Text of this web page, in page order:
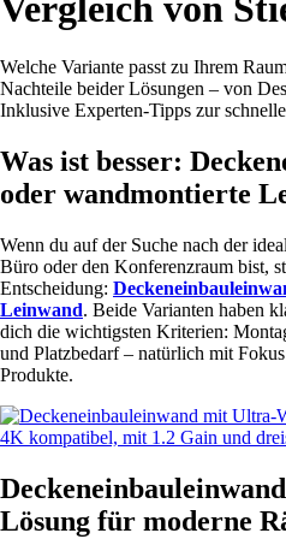
Welche Variante passt zu Ihrem
Nachteile beider Lösungen – von
Inklusive Experten-Tipps zur
Was ist besser:
oder wandmontierte
Wenn du auf der Suche nach der
Büro oder den Konferenzraum bist,
Entscheidung:
Leinwand. Beide Varianten haben
dich die wichtigsten Kriterien:
und Platzbedarf – natürlich mit
Produkte.
Lösung für moderne